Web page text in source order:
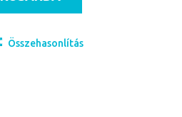
Összehasonlítás